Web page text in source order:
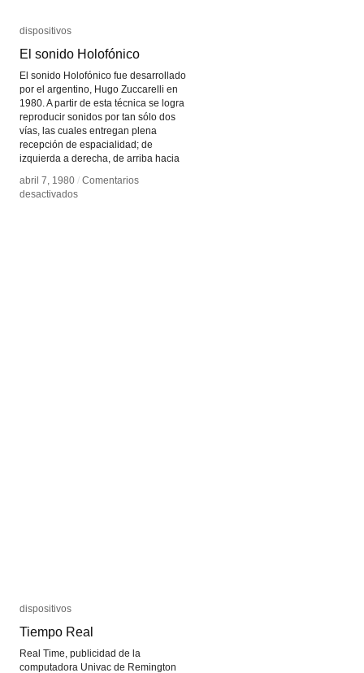
dispositivos
El sonido Holofónico
El sonido Holofónico fue desarrollado
por el argentino, Hugo Zuccarelli en
1980. A partir de esta técnica se logra
reproducir sonidos por tan sólo dos
vías, las cuales entregan plena
recepción de espacialidad; de
izquierda a derecha, de arriba hacia
abril 7, 1980 / Comentarios
desactivadosen
dispositivos
El sonido Holofónico
abril 7, 1980 / Comentarios
desactivadosen
dispositivos
Tiempo Real
Real Time, publicidad de la
computadora Univac de Remington
dispositivos
Tiempo Real